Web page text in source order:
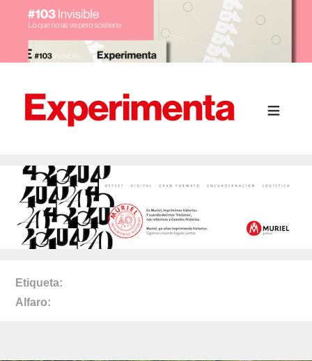
Etiqueta
Alfaro